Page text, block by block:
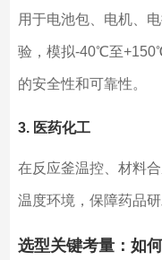
用于电池包、电机、
验，模拟-40℃至
的安全性和可靠性。
3. 医药化工
在反应釜温控、材料
温度环境，保障药品
选型关键考量：如